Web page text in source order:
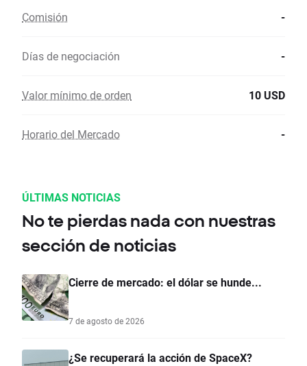
Comisión -
Días de negociación -
Valor mínimo de orden 10 USD
Horario del Mercado -
ÚLTIMAS NOTICIAS
No te pierdas nada con nuestras
sección de noticias
Cierre de mercado: el dólar se hunde...
7 de agosto de 2026
¿Se recuperará la acción de SpaceX?